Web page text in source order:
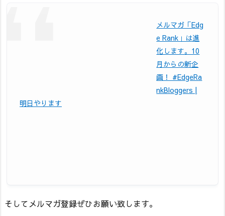
メルマガ「Edg
e Rank」は進
化します。10
月からの新企
画！ #EdgeRa
nkBloggers |
明日やります
そしてメルマガ登録ぜひお願い致します。